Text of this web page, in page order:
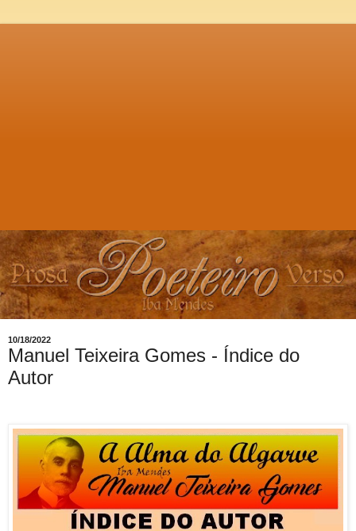
10/18/2022
Manuel Teixeira Gomes - Índice do
Autor